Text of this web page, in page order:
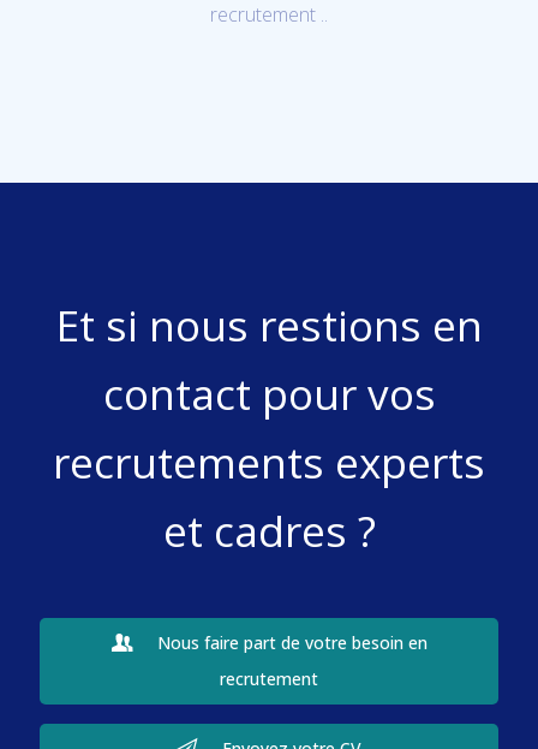
recrutement ..
Et si nous restions en
contact pour vos
recrutements experts
et cadres ?
Nous faire part de votre besoin en
recrutement